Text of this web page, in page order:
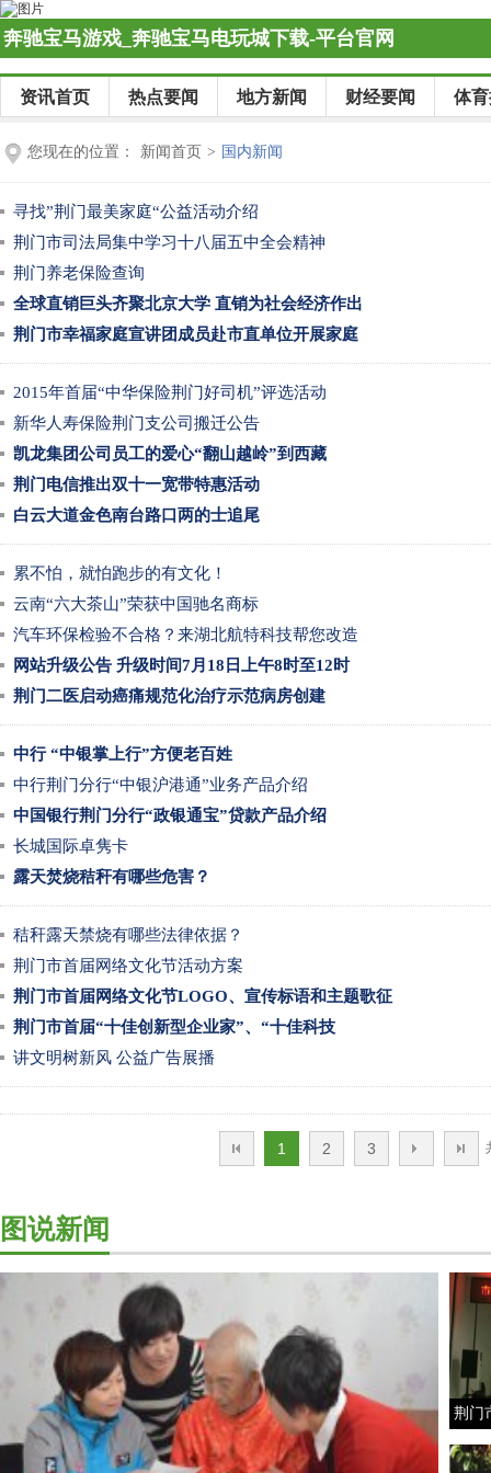
奔驰宝马游戏_奔驰宝马电玩城下载-平台官网
资讯首页 热点要闻 地方新闻 财经要闻 体
您现在的位置： 新闻首页 > 国内新闻
寻找”荆门最美家庭“公益活动介绍
荆门市司法局集中学习十八届五中全会精神
荆门养老保险查询
全球直销巨头齐聚北京大学 直销为社会经济作出
荆门市幸福家庭宣讲团成员赴市直单位开展家庭
2015年首届“中华保险荆门好司机”评选活动
新华人寿保险荆门支公司搬迁公告
凯龙集团公司员工的爱心“翻山越岭”到西藏
荆门电信推出双十一宽带特惠活动
白云大道金色南台路口两的士追尾
累不怕，就怕跑步的有文化！
云南“六大茶山”荣获中国驰名商标
汽车环保检验不合格？来湖北航特科技帮您改造
网站升级公告 升级时间7月18日上午8时至12时
荆门二医启动癌痛规范化治疗示范病房创建
中行 “中银掌上行”方便老百姓
中行荆门分行“中银沪港通”业务产品介绍
中国银行荆门分行“政银通宝”贷款产品介绍
长城国际卓隽卡
露天焚烧秸秆有哪些危害？
秸秆露天禁烧有哪些法律依据？
荆门市首届网络文化节活动方案
荆门市首届网络文化节LOGO、宣传标语和主题歌征
荆门市首届“十佳创新型企业家”、“十佳科技
讲文明树新风 公益广告展播
1 2 3
图说新闻
荆门